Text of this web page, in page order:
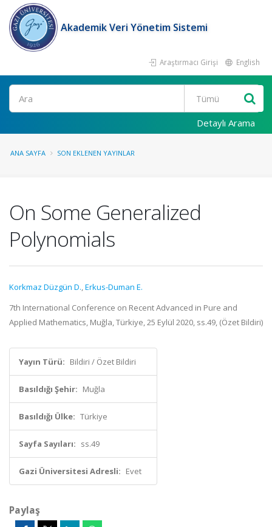
Akademik Veri Yönetim Sistemi
Araştırmacı Girişi English
Ara
Detaylı Arama
ANA SAYFA SON EKLENEN YAYINLAR
On Some Generalized
Polynomials
Korkmaz Düzgün D.,Erkus-Duman E.
7th International Conference on Recent Advanced in Pure and
Applied Mathematics, Muğla, Türkiye, 25 Eylül 2020, ss.49, (Özet Bildiri)
Yayın Türü: Bildiri / Özet Bildiri
Basıldığı Şehir: Muğla
Basıldığı Ülke: Türkiye
Sayfa Sayıları: ss.49
Gazi Üniversitesi Adresli: Evet
Paylaş